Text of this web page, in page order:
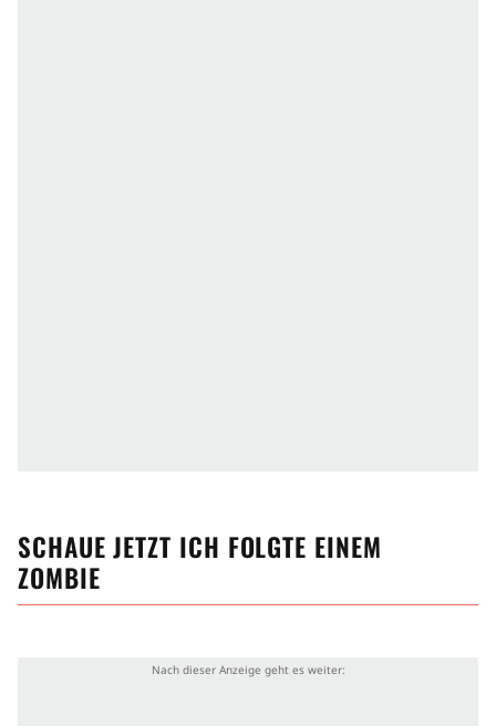
SCHAUE JETZT ICH FOLGTE EINEM
ZOMBIE